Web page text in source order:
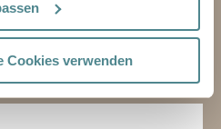
Cookies verwenden